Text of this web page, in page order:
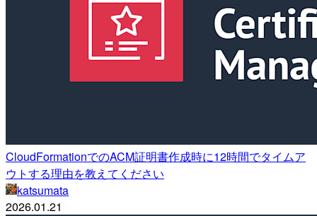
CloudFormationでのACM証明書作成時に12時間でタイムア
ウトする理由を教えてください
katsumata
2026.01.21